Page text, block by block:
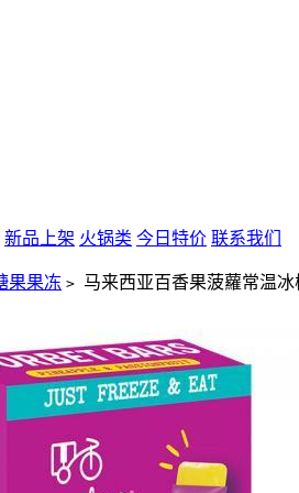
新品上架 火锅类 今日特价 联系我们
果果冻 > 马来西亚百香果菠蘿常温冰